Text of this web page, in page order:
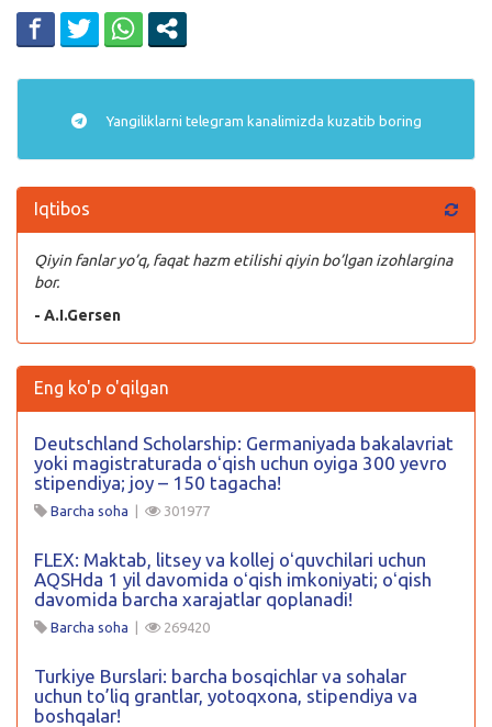
Yangiliklarni telegram kanalimizda kuzatib boring
Iqtibos
Qiyin fanlar yo’q, faqat hazm etilishi qiyin bo’lgan izohlargina
bor.
- A.I.Gersen
Eng ko'p o'qilgan
Deutschland Scholarship: Germaniyada bakalavriat
yoki magistraturada oʻqish uchun oyiga 300 yevro
stipendiya; joy – 150 tagacha!
Barcha soha | 301977
FLEX: Maktab, litsey va kollej oʻquvchilari uchun
AQSHda 1 yil davomida oʻqish imkoniyati; oʻqish
davomida barcha xarajatlar qoplanadi!
Barcha soha | 269420
Turkiye Burslari: barcha bosqichlar va sohalar
uchun to’liq grantlar, yotoqxona, stipendiya va
boshqalar!